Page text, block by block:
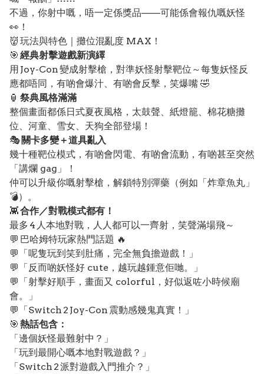
不過，你射中嘅，唔一定係獎品——可能係會報仇嘅妖怪
👀！
👹 玩法與特色｜攤位混亂度 MAX！
🎯 經典射擊遊戲新演繹
用 Joy-Con 變成射擊槍，對準妖怪射擊靶位～每隻妖怪反
應都唔同，有啲會爆汁、有啲會反擊，笑爆嘴 🤣
🏮 祭典風格滿滿
整個畫面都係日式夏夜風格，太鼓聲、紙燈籠、棉花糖攤
位、河童、雪女、天狗全部登場！
🎭 關卡多變＋道具亂入
幾十種靶位模式，有啲會閃電、有啲會流動，有啲甚至突然
「講爛 gag」！
仲可以升級你嘅射擊槍，解鎖特別彈藥（例如「炸章魚丸」
💣）。
👾合作／對戰模式都有！
最多 4 人本地對戰，人人都可以一齊射，笑聲滿場飛～
💬 巴哈姆特玩家熱門話題 🔥
💬「呢隻玩到笑到肚痛，完全無負擔遊戲！」
💬「反而啲妖怪好 cute，越玩越鍾意佢哋。」
💬「射擊好順手，畫面又 colorful，好似返咗小時候廟
會。」
💬「Switch 2 Joy-Con 震動感幾鬼真實！」
🎯 熱話包含：
「邊個妖怪最難射中？」
「玩到最開心嘅本地對戰遊戲？」
「Switch 2 派對遊戲入門推介？」